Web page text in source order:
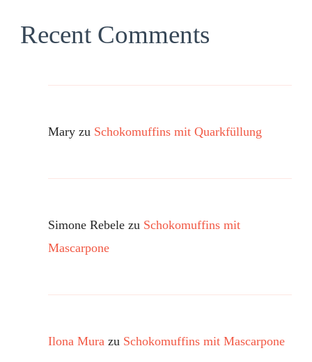
Recent Comments
Mary zu Schokomuffins mit Quarkfüllung
Simone Rebele zu Schokomuffins mit
Mascarpone
Ilona Mura zu Schokomuffins mit Mascarpone